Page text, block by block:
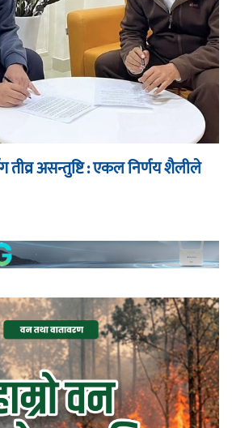
तीव्र असन्तुष्टि : एकल निर्णय शैलीले